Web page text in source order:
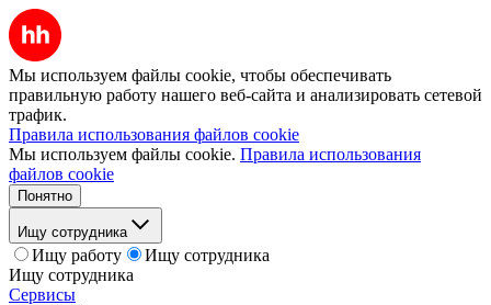
Мы используем файлы cookie, чтобы обеспечивать
правильную работу нашего веб-сайта и анализировать сетевой
трафик.
Правила использования файлов cookie
Мы используем файлы cookie. Правила использования
файлов cookie
Понятно
Ищу сотрудника
Ищу работу
Ищу сотрудника
Ищу сотрудника
Сервисы